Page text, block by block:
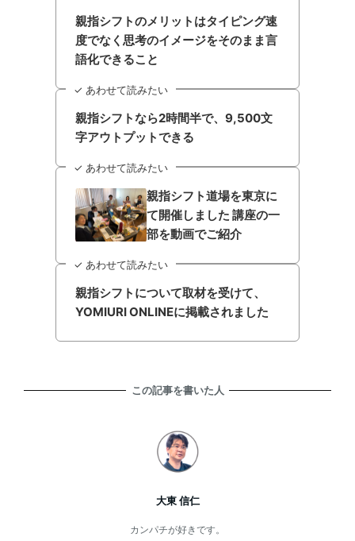
親指シフトのメリットはタイピング速
度でなく思考のイメージをそのまま言
語化できること
✓ あわせて読みたい
親指シフトなら2時間半で、9,500文
字アウトプットできる
✓ あわせて読みたい
親指シフト道場を東京に
て開催しました 講座の一
部を動画でご紹介
✓ あわせて読みたい
親指シフトについて取材を受けて、
YOMIURI ONLINEに掲載されました
この記事を書いた人
大東 信仁
カンパチが好きです。